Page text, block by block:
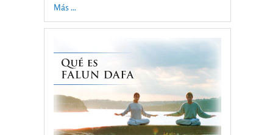
Más ...